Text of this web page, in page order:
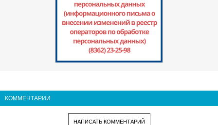
КОММЕНТАРИИ
НАПИСАТЬ КОММЕНТАРИЙ